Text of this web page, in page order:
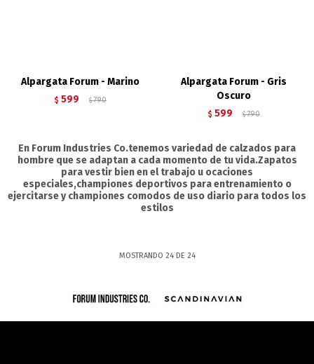
Alpargata Forum - Marino
$ 599 $ 790
Alpargata Forum - Gris
Oscuro
$ 599 $ 790
En Forum Industries Co.tenemos variedad de calzados para
hombre que se adaptan a cada momento de tu vida.Zapatos
para vestir bien en el trabajo u ocaciones
especiales,championes deportivos para entrenamiento o
ejercitarse y championes comodos de uso diario para todos los
estilos
MOSTRANDO 24DE 24